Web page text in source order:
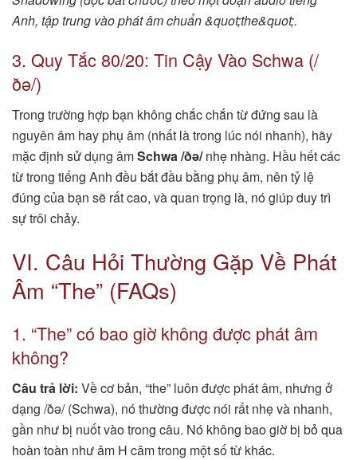
Anh, tập trung vào phát âm chuẩn &quot;the&quot;.
3. Quy Tắc 80/20: Tin Cậy Vào Schwa (/
ðə/)
Trong trường hợp bạn không chắc chắn từ đứng sau là
nguyên âm hay phụ âm (nhất là trong lúc nói nhanh), hãy
mặc định sử dụng âmSchwa /ðə/nhẹ nhàng. Hầu hết các
từ trong tiếng Anh đều bắt đầu bằng phụ âm, nên tỷ lệ
đúng của bạn sẽ rất cao, và quan trọng là, nó giúp duy trì
sự trôi chảy.
VI. Câu Hỏi Thường Gặp Về Phát
Âm “The” (FAQs)
1. “The” có bao giờ không được phát âm
không?
Câu trả lời: Về cơ bản, “the” luôn được phát âm, nhưng ở
dạng /ðə/ (Schwa), nó thường được nói rất nhẹ và nhanh,
gần như bị nuốt vào trong câu. Nó không bao giờ bị bỏ qua
hoàn toàn như âm H câm trong một số từ khác.